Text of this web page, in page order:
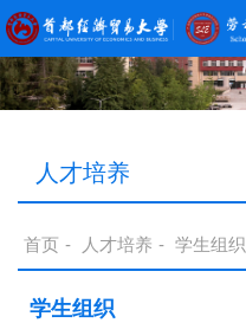
人才培养
首页 - 人才培养 - 学生组织
学生组织